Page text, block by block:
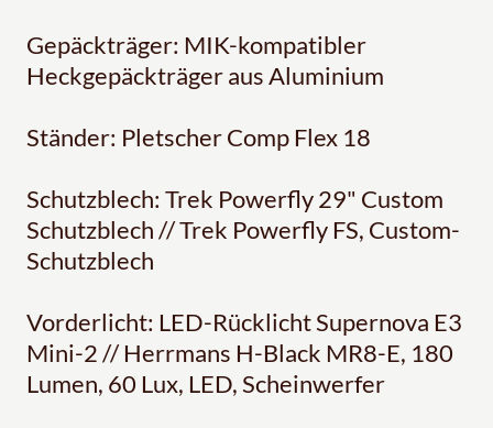
Gepäckträger: MIK-kompatibler
Heckgepäckträger aus Aluminium
Ständer: Pletscher Comp Flex 18
Schutzblech: Trek Powerfly 29" Custom
Schutzblech // Trek Powerfly FS, Custom-
Schutzblech
Vorderlicht: LED-Rücklicht Supernova E3
Mini-2 // Herrmans H-Black MR8-E, 180
Lumen, 60 Lux, LED, Scheinwerfer